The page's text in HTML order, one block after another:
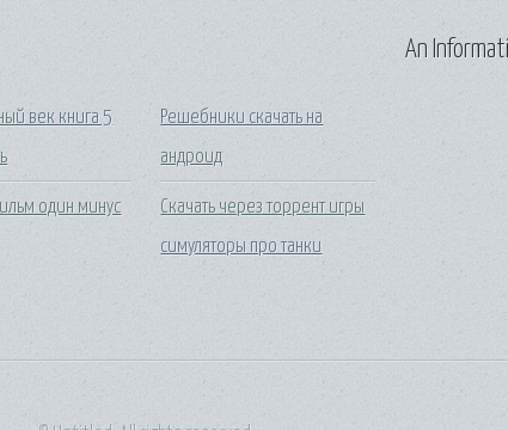
век книга 5
один минус
Решебники скачать на
андроид
Скачать через торрент игры
симуляторы про танки
An